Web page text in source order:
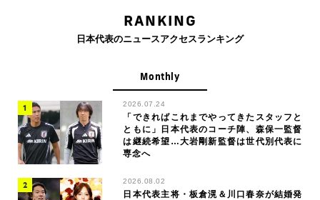
RANKING
日本代表のニュースアクセスランキング
Monthly
2026.07.24
「できればこれまでやってきたスタッフと
ともに」日本代表のコーチ陣、森保一監督
は継続希望…大岩剛新監督は世代別代表に
専念へ
2026.08.02
日本代表主将・板倉滉＆川口春奈が結婚発